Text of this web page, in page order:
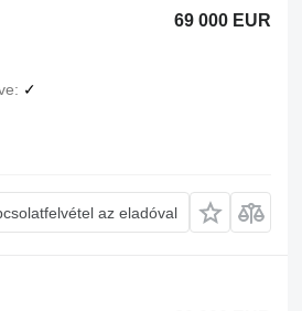
69 000 EUR
✓
az eladóval